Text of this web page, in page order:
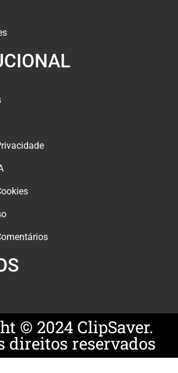
© 2024 ClipSaver.
direitos reservados